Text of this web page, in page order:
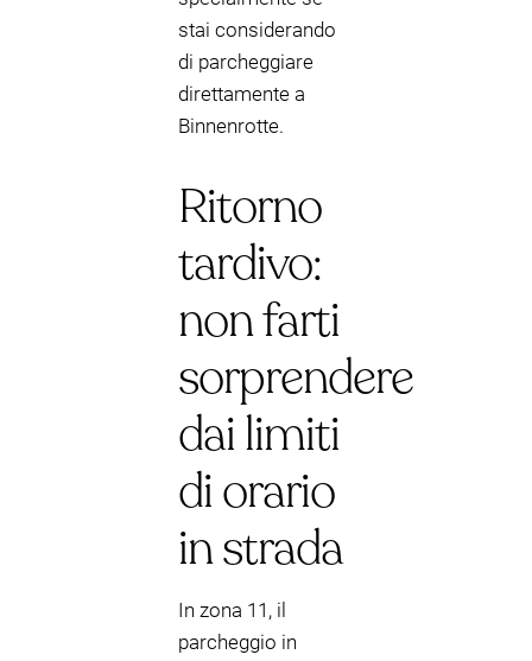
stai considerando
di parcheggiare
direttamente a
Binnenrotte.
Ritorno
tardivo:
non farti
sorprendere
dai limiti
di orario
in strada
In zona 11, il
parcheggio in